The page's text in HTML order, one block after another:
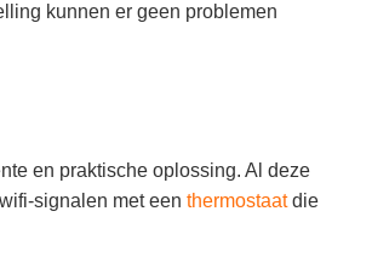
kunnen er geen problemen
en praktische oplossing. Al deze
signalen met een thermostaatdie